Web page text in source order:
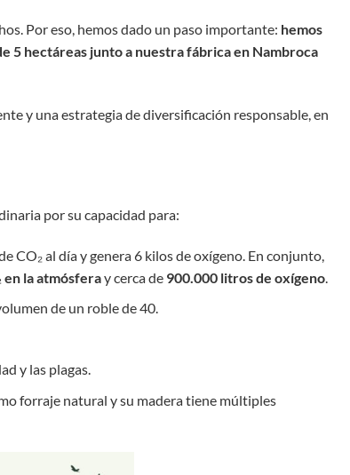
Por eso, hemos dado un paso importante: hemos
5 hectáreas junto a nuestra fábrica en Nambroca
y una estrategia de diversificación responsable, en
por su capacidad para:
CO₂ al día y genera 6 kilos de oxígeno. En conjunto,
en la atmósferay cerca de 900.000 litros de oxígeno.
de un roble de 40.
y las plagas.
forraje natural y su madera tiene múltiples